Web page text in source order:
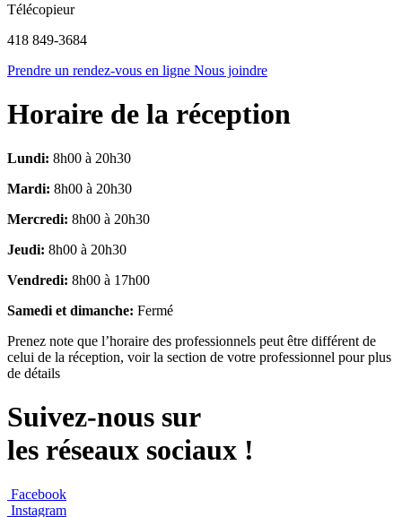
Télécopieur
418 849-3684
Prendre un rendez-vous en ligne Nous joindre
Horaire de la réception
Lundi: 8h00 à 20h30
Mardi: 8h00 à 20h30
Mercredi: 8h00 à 20h30
Jeudi: 8h00 à 20h30
Vendredi: 8h00 à 17h00
Samedi et dimanche: Fermé
Prenez note que l’horaire des professionnels peut être différent de
celui de la réception, voir la section de votre professionnel pour plus
de détails
Suivez-nous sur
les réseaux sociaux !
Facebook
Instagram